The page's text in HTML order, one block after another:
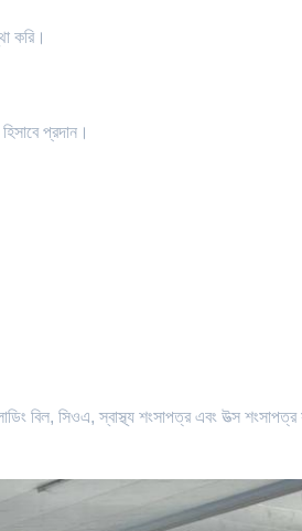
করি।
প্রদান।
বিল, সিওএ, স্বাস্থ্য শংসাপত্র এবং উত্স